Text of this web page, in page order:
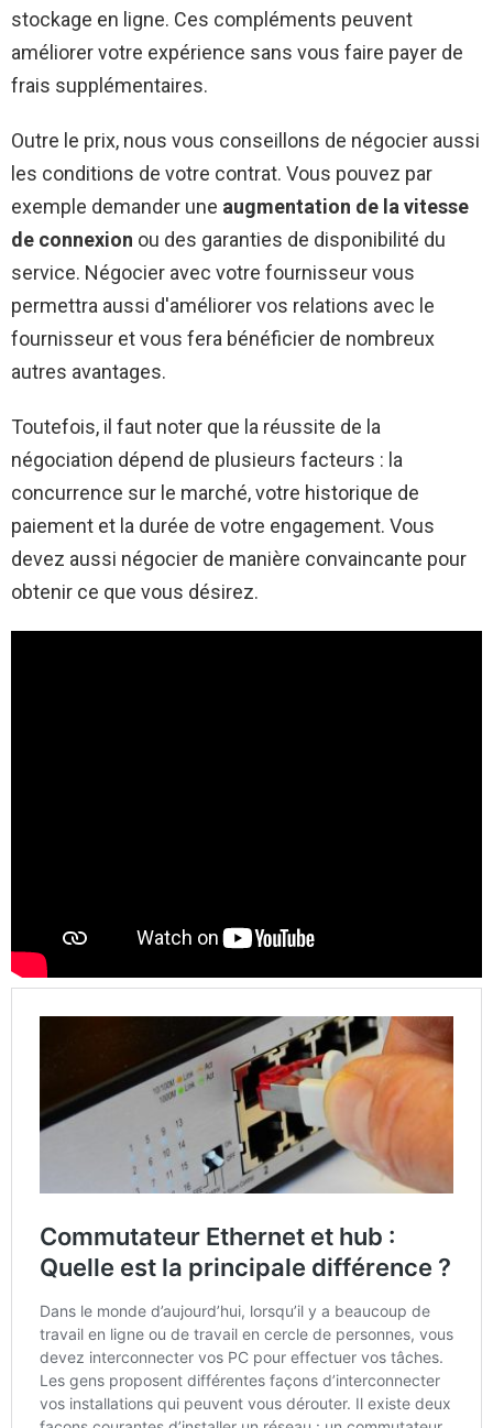
stockage en ligne. Ces compléments peuvent
améliorer votre expérience sans vous faire payer de
frais supplémentaires.
Outre le prix, nous vous conseillons de négocier aussi
les conditions de votre contrat. Vous pouvez par
exemple demander une augmentation de la vitesse
de connexion ou des garanties de disponibilité du
service. Négocier avec votre fournisseur vous
permettra aussi d'améliorer vos relations avec le
fournisseur et vous fera bénéficier de nombreux
autres avantages.
Toutefois, il faut noter que la réussite de la
négociation dépend de plusieurs facteurs : la
concurrence sur le marché, votre historique de
paiement et la durée de votre engagement. Vous
devez aussi négocier de manière convaincante pour
obtenir ce que vous désirez.